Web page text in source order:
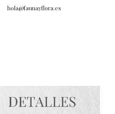
hola@faunayflora.es